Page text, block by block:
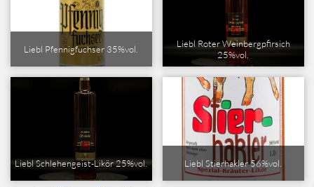
Liebl Pfennigfuchser 35%vol.
Liebl Roter Weinbergpfirsich
25%vol.
Liebl Schlehengeist-Likör 25%vol. Liebl Stierhakler 56%vol.